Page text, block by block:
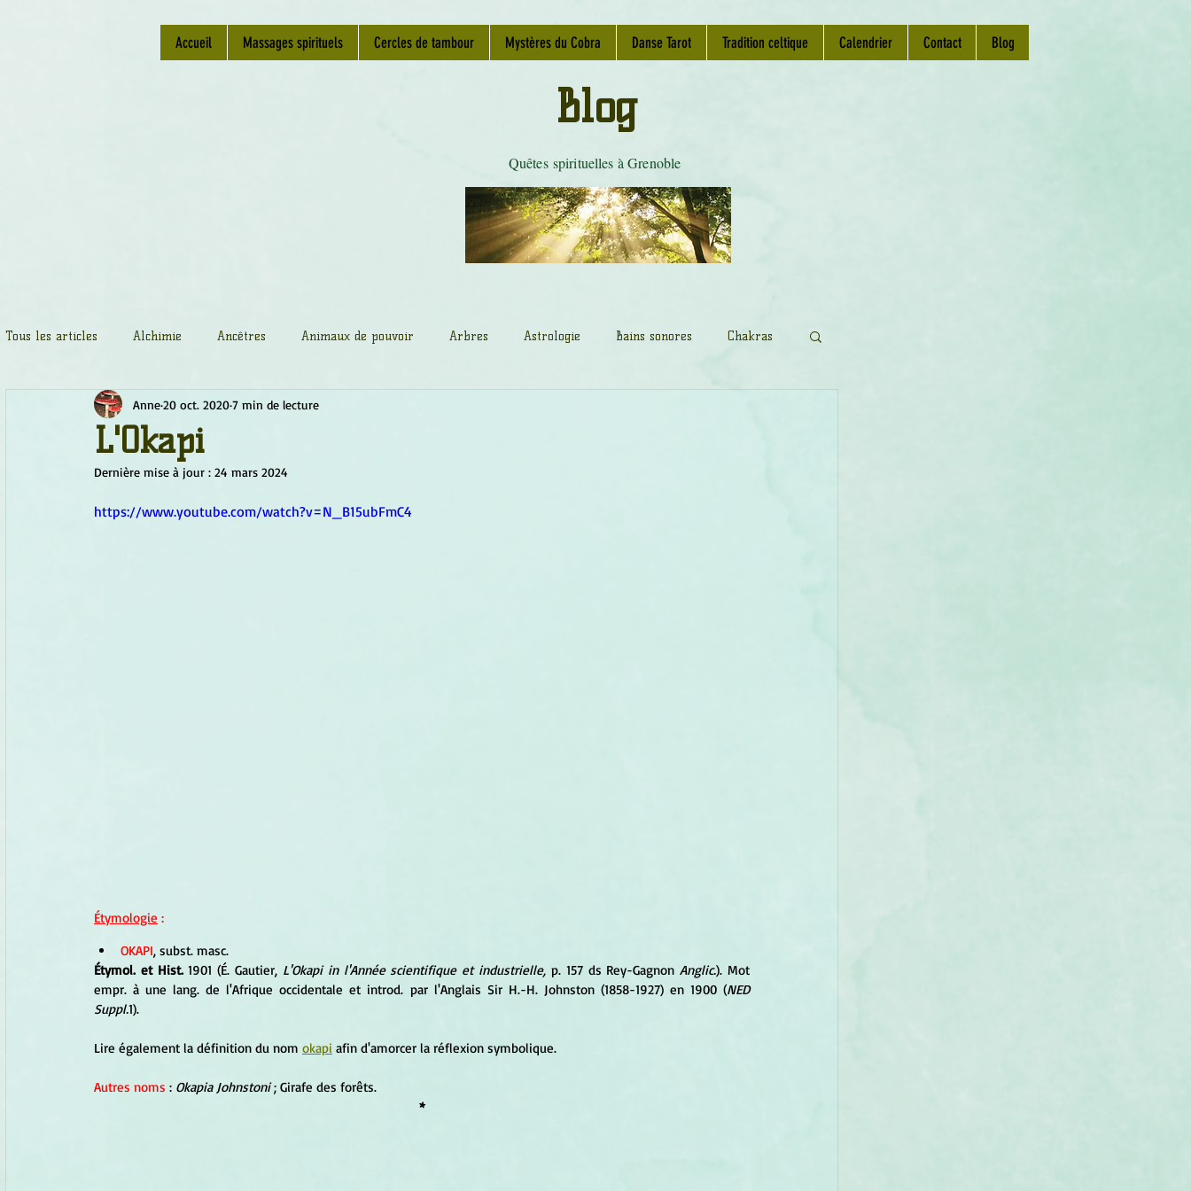
Accueil Massages spirituels Cercles de tambour Mystères du Cobra Danse Tarot Tradition celtique Calendrier Contact Blog
Quêtes spirituelles à Grenoble
Blog
Tous les articles Alchimie Ancêtres Animaux de pouvoir Arbres Astrologie Bains sonores Chakras
Chamanisme Champignons Conscience
Fleurs de Bach Géométrie sacrée
L'Okapi
Anne20 oct. 20207 min de lecture
Dernière mise à jour : 24 mars 2024
https://www.youtube.com/watch?v=N_B15ubFmC4
Étymologie :
OKAPI, subst. masc.
Étymol. et Hist. 1901 (É. Gautier, L'Okapi in l'Année scientifique et industrielle, p. 157 ds Rey-Gagnon Anglic.). Mot
empr. à une lang. de l'Afrique occidentale et introd. par l'Anglais Sir H.-H. Johnston (1858-1927) en 1900 (NED
Suppl.1).
Lire également la définition du nom okapi afin d'amorcer la réflexion symbolique.
Autres noms : Okapia Johnstoni ; Girafe des forêts.
*